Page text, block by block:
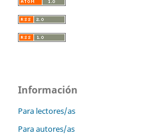
Información
Para lectores/as
Para autores/as